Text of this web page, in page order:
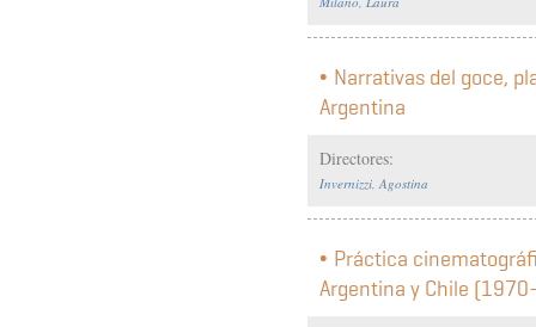
Narrativas del goce,
Argentina
Directores:
Invernizzi, Agostina
Práctica
Argentina y Chile